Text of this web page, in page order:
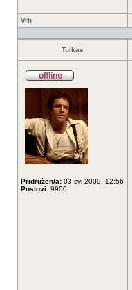
Vrh
Tulkas
Pridružen/a: 03 svi 2009, 12:56
Postovi: 9900